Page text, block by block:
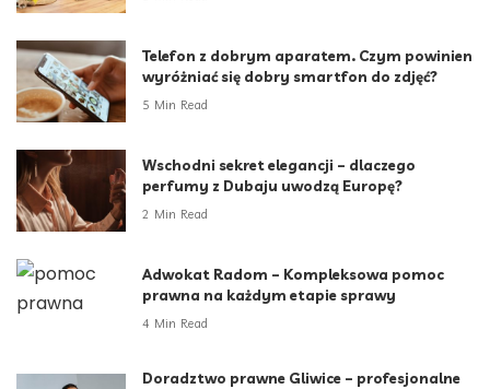
Telefon z dobrym aparatem. Czym powinien
wyróżniać się dobry smartfon do zdjęć?
5 Min Read
Wschodni sekret elegancji – dlaczego
perfumy z Dubaju uwodzą Europę?
2 Min Read
Adwokat Radom – Kompleksowa pomoc
prawna na każdym etapie sprawy
4 Min Read
Doradztwo prawne Gliwice – profesjonalne